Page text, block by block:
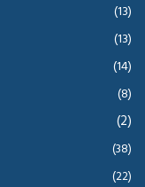
(13)
(13)
(14)
(8)
(2)
(38)
(22)